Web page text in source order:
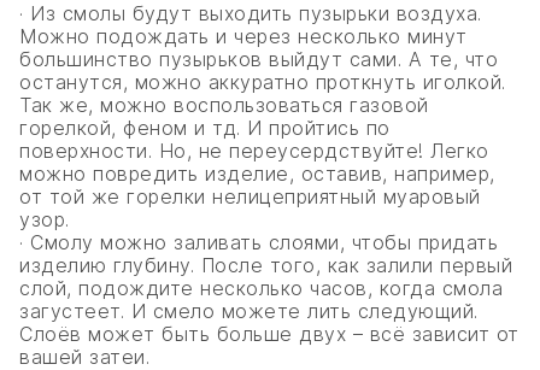
· Из смолы будут выходить пузырьки воздуха.
Можно подождать и через несколько минут
большинство пузырьков выйдут сами. А те, что
останутся, можно аккуратно проткнуть иголкой.
Так же, можно воспользоваться газовой
горелкой, феном и тд. И пройтись по
поверхности. Но, не переусердствуйте! Легко
можно повредить изделие, оставив, например,
от той же горелки нелицеприятный муаровый
узор.
· Смолу можно заливать слоями, чтобы придать
изделию глубину. После того, как залили первый
слой, подождите несколько часов, когда смола
загустеет. И смело можете лить следующий.
Слоёв может быть больше двух – всё зависит от
вашей затеи.